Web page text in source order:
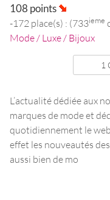
108 points
-172 place(s) : (733ieme
Mode / Luxe / Bijoux
1
L’actualité dédiée aux
marques de mode et
quotidiennement le
effet les nouveautés
aussi bien de mo